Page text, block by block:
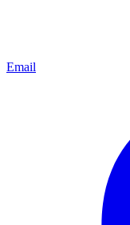
Email